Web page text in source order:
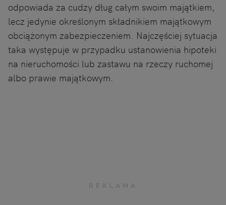
odpowiada za cudzy dług całym swoim majątkiem,
lecz jedynie określonym składnikiem majątkowym
obciążonym zabezpieczeniem. Najczęściej sytuacja
taka występuje w przypadku ustanowienia hipoteki
na nieruchomości lub zastawu na rzeczy ruchomej
albo prawie majątkowym.